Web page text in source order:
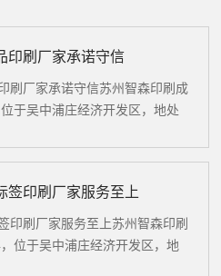
印刷厂家承诺守信
刷厂家承诺守信苏州智森印刷成
于吴中浦庄经济开发区，地处
工70余人，是苏州地区相关行
签印刷厂家服务至上
印刷厂家服务至上苏州智森印刷
位于吴中浦庄经济开发区，地